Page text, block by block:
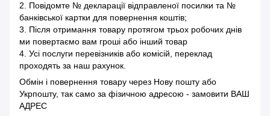
2. Повідомте № декларації відправленої посилки та №
банківської картки для повернення коштів;
3. Після отримання товару протягом трьох робочих днів
ми повертаємо вам гроші або інший товар
4. Усі послуги перевізників або комісій, переклад
проходять за наш рахунок.
Обмін і повернення товару через Нову пошту або
Укрпошту, так само за фізичною адресою - замовити ВАШ
АДРЕС